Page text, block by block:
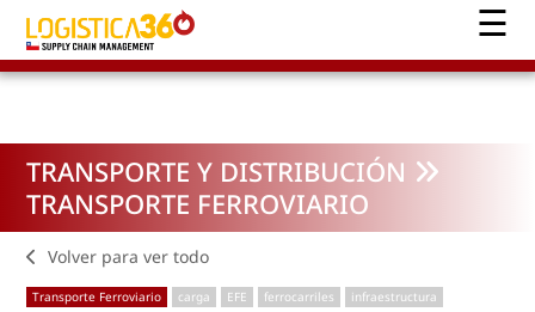
TRANSPORTE Y DISTRIBUCIÓN
TRANSPORTE FERROVIARIO
Volver para ver todo
Transporte Ferroviario carga EFE ferrocarriles
infraestructura